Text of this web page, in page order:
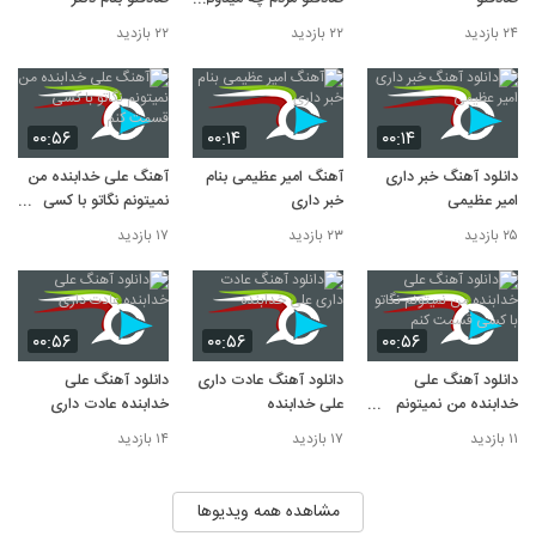
۲۴ بازدید
چیه پشت تصویر شادم
۲۲ بازدید ۲۲ بازدید
۰۰:۱۴
دانلود آهنگ خبر داری
امیر عظیمی
۲۵ بازدید
۰۰:۱۴
آهنگ امیر عظیمی بنام
خبر داری
۲۳ بازدید
۰۰:۵۶
آهنگ علی خدابنده من
نمیتونم نگاتو با کسی
قسمت کنم
۱۷ بازدید
۰۰:۵۶
دانلود آهنگ علی
خدابنده من نمیتونم
نگاتو با کسی قسمت کنم۱۱ بازدید
۰۰:۵۶
دانلود آهنگ عادت داری
علی خدابنده
۱۷ بازدید
۰۰:۵۶
دانلود آهنگ علی
خدابنده عادت داری
۱۴ بازدید
مشاهده همه ویدیوها